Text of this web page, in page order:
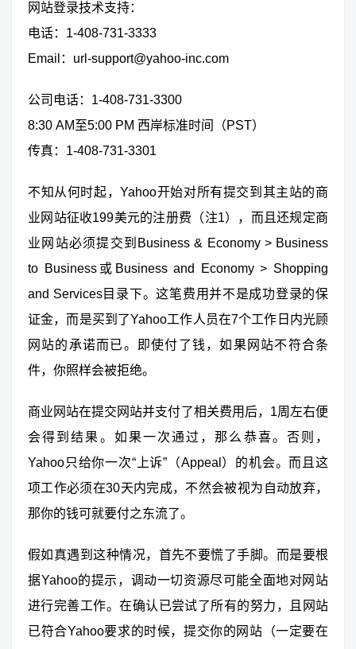
网站登录技术支持：
电话：1-408-731-3333
Email： url-support@yahoo-inc.com
公司电话：1-408-731-3300
8:30 AM至5:00 PM 西岸标准时间（PST）
传真：1-408-731-3301
不知从何时起，Yahoo开始对所有提交到其主站的商
业网站征收199美元的注册费（注1），而且还规定商
业网站必须提交到Business & Economy > Business
to Business或Business and Economy > Shopping
and Services目录下。这笔费用并不是成功登录的保
证金，而是买到了Yahoo工作人员在7个工作日内光顾
网站的承诺而已。即使付了钱，如果网站不符合条
件，你照样会被拒绝。
商业网站在提交网站并支付了相关费用后，1周左右便
会得到结果。如果一次通过，那么恭喜。否则，
Yahoo只给你一次“上诉”（Appeal）的机会。而且这
项工作必须在30天内完成，不然会被视为自动放弃，
那你的钱可就要付之东流了。
假如真遇到这种情况，首先不要慌了手脚。而是要根
据Yahoo的提示，调动一切资源尽可能全面地对网站
进行完善工作。在确认已尝试了所有的努力，且网站
已符合Yahoo要求的时候，提交你的网站（一定要在